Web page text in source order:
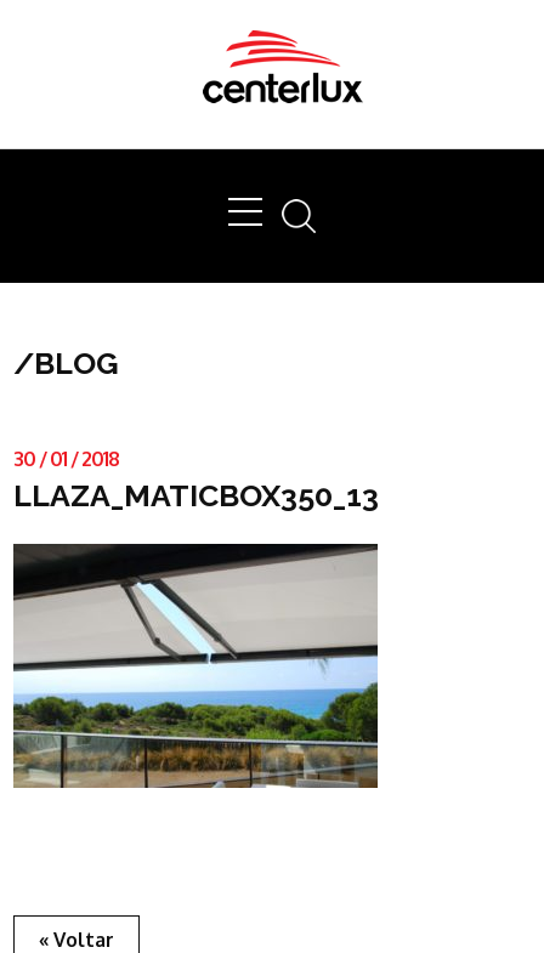
/BLOG
30 /01 /2018
LLAZA_MATICBOX350_13
« Voltar